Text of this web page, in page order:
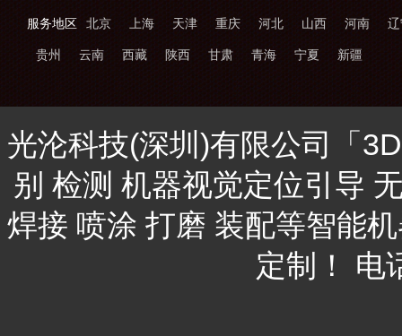
服务地区 北京 上海 天津 重庆 河北 山西 河南
贵州 云南 西藏 陕西 甘肃 青海 宁夏 新疆
光沦科技(深圳)有限公司「
别 检测 机器视觉定位引导
焊接 喷涂 打磨 装配等智能
定制！ 电